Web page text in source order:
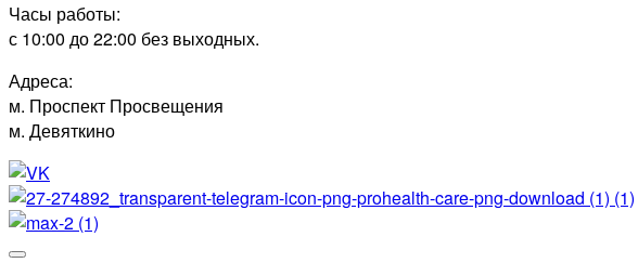
Часы работы:
с 10:00 до 22:00 без выходных.
Адреса:
м. Проспект Просвещения
м. Девяткино